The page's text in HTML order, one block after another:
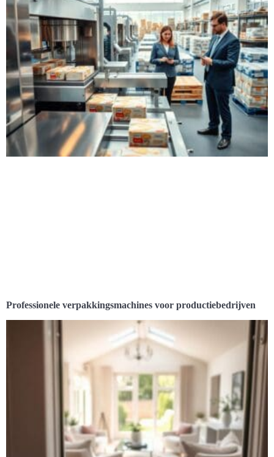
Professionele verpakkingsmachines voor productiebedrijven